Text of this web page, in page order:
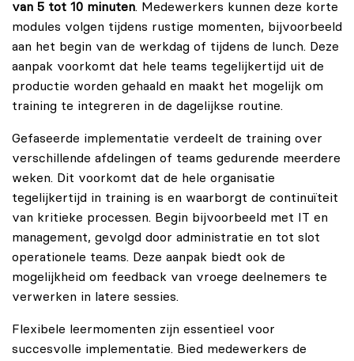
van 5 tot 10 minuten. Medewerkers kunnen deze korte
modules volgen tijdens rustige momenten, bijvoorbeeld
aan het begin van de werkdag of tijdens de lunch. Deze
aanpak voorkomt dat hele teams tegelijkertijd uit de
productie worden gehaald en maakt het mogelijk om
training te integreren in de dagelijkse routine.
Gefaseerde implementatie verdeelt de training over
verschillende afdelingen of teams gedurende meerdere
weken. Dit voorkomt dat de hele organisatie
tegelijkertijd in training is en waarborgt de continuïteit
van kritieke processen. Begin bijvoorbeeld met IT en
management, gevolgd door administratie en tot slot
operationele teams. Deze aanpak biedt ook de
mogelijkheid om feedback van vroege deelnemers te
verwerken in latere sessies.
Flexibele leermomenten zijn essentieel voor
succesvolle implementatie. Bied medewerkers de